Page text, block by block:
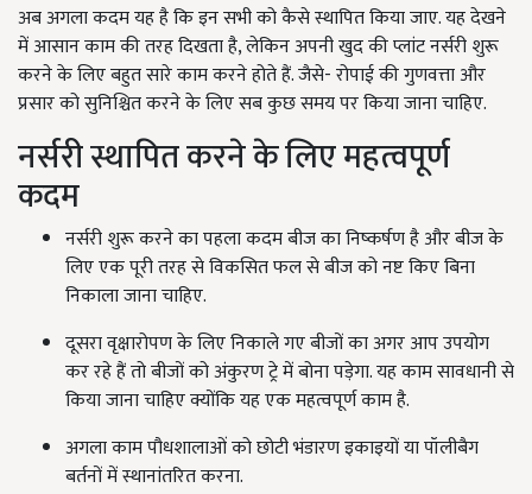
अब अगला कदम यह है कि इन सभी को कैसे स्थापित किया जाए. यह देखने
में आसान काम की तरह दिखता है, लेकिन अपनी खुद की प्लांट नर्सरी शुरू
करने के लिए बहुत सारे काम करने होते हैं. जैसे- रोपाई की गुणवत्ता और
प्रसार को सुनिश्चित करने के लिए सब कुछ समय पर किया जाना चाहिए.
नर्सरी स्थापित करने के लिए महत्वपूर्ण
कदम
नर्सरी शुरू करने का पहला कदम बीज का निष्कर्षण है और बीज के
लिए एक पूरी तरह से विकसित फल से बीज को नष्ट किए बिना
निकाला जाना चाहिए.
दूसरा वृक्षारोपण के लिए निकाले गए बीजों का अगर आप उपयोग
कर रहे हैं तो बीजों को अंकुरण ट्रे में बोना पड़ेगा. यह काम सावधानी से
किया जाना चाहिए क्योंकि यह एक महत्वपूर्ण काम है.
अगला काम पौधशालाओं को छोटी भंडारण इकाइयों या पॉलीबैग
बर्तनों में स्थानांतरित करना.